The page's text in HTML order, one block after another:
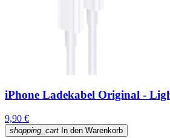
iPhone Ladekabel Original -
9,90 €
shopping_cart In den Warenkorb